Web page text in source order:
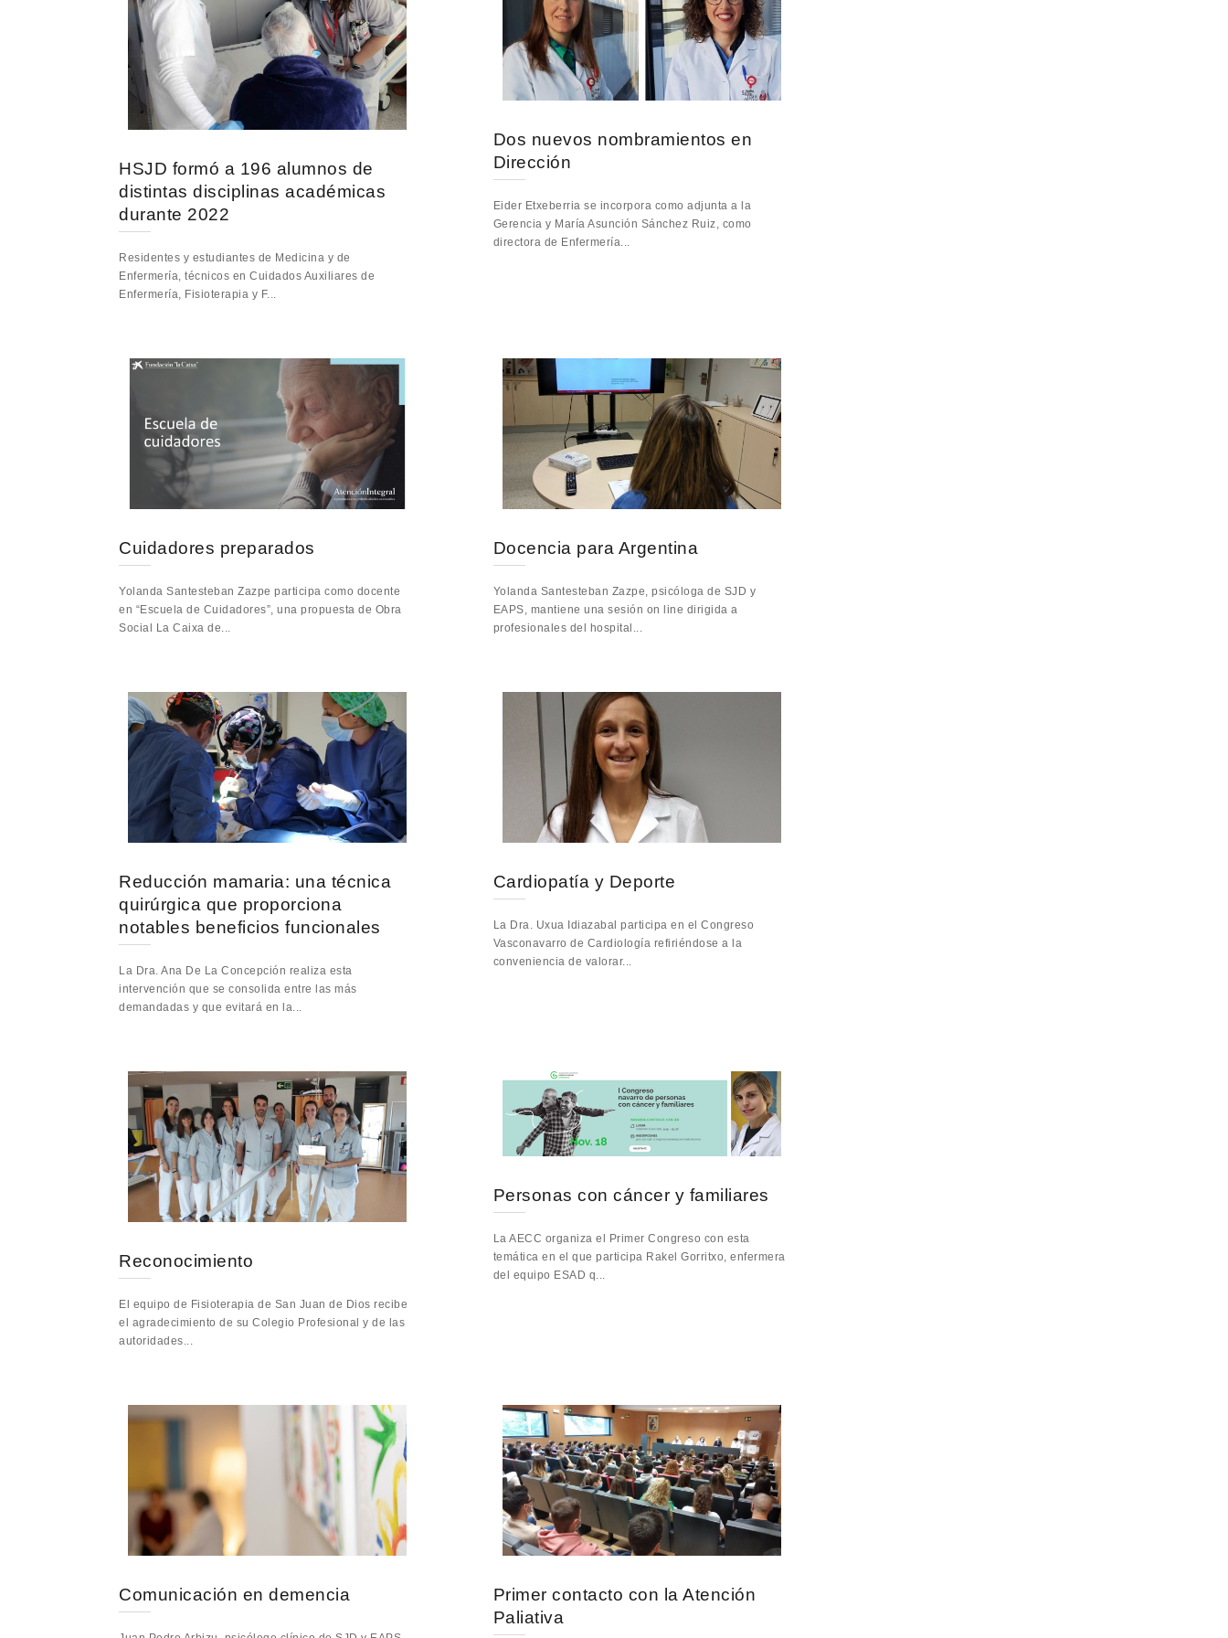
HSJD formó a 196 alumnos de
distintas disciplinas académicas
durante 2022
Residentes y estudiantes de Medicina y de
Enfermería, técnicos en Cuidados Auxiliares de
Enfermería, Fisioterapia y F...
Dos nuevos nombramientos en
Dirección
Eider Etxeberria se incorpora como adjunta a la
Gerencia y María Asunción Sánchez Ruiz, como
directora de Enfermería...
Cuidadores preparados
Yolanda Santesteban Zazpe participa como docente
en “Escuela de Cuidadores”, una propuesta de Obra
Social La Caixa de...
Docencia para Argentina
Yolanda Santesteban Zazpe, psicóloga de SJD y
EAPS, mantiene una sesión on line dirigida a
profesionales del hospital...
Reducción mamaria: una técnica
quirúrgica que proporciona
notables beneficios funcionales
La Dra. Ana De La Concepción realiza esta
intervención que se consolida entre las más
demandadas y que evitará en la...
Cardiopatía y Deporte
La Dra. Uxua Idiazabal participa en el Congreso
Vasconavarro de Cardiología refiriéndose a la
conveniencia de valorar...
Reconocimiento
El equipo de Fisioterapia de San Juan de Dios recibe
el agradecimiento de su Colegio Profesional y de las
autoridades...
Personas con cáncer y familiares
La AECC organiza el Primer Congreso con esta
temática en el que participa Rakel Gorritxo, enfermera
del equipo ESAD q...
Comunicación en demencia
Primer contacto con la Atención
Paliativa